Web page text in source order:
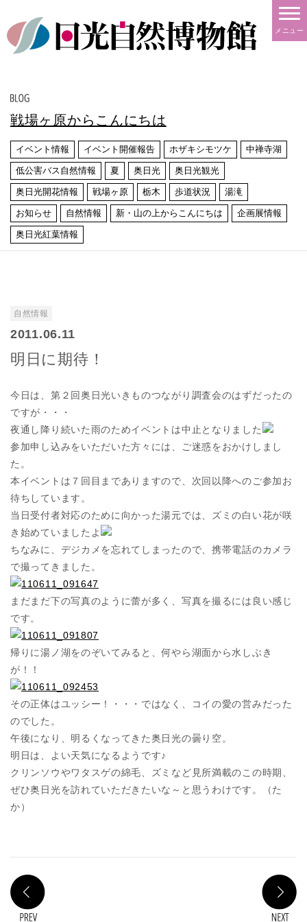
メニュー
戦場ヶ原からこんにちは
イベント情報 イベント開催報告 ホザキシモツケ 中禅寺湖
低公害バス自然情報 夏 奥日光 奥日光観光
奥日光開花情報 戦場ヶ原 栃木 歩道状況 湯滝
お知らせ 自然情報 新・山の上からこんにちは 企画展情報
奥日光紅葉情報
自然情報
2011.06.11
明日に期待！
今日は、第２回奥日光いきものつながり調査会のはずだったの
ですが・・・
夜通し降り続いた雨のためイベントは中止となりました
参加申し込みをいただいた方々には、ご迷惑をおかけしまし
た。
本イベントは７回目までありますので、次回以降へのご参加お
待ちしています。
当日受付者対応のために向かった湯元では、ズミの白い花が咲
き始めていましたよ
ちなみに、デジカメを忘れてしまったので、携帯電話のカメラ
で撮ってきました。
まだまだ下の写真のように蕾が多く、写真を撮るには良い感じ
です。
帰りに湯ノ湖をのぞいてみると、何やら湖面から水しぶき
が！！
その正体はユッシー！・・・ではなく、コイの愛の営みだった
のでした。
午後になり、明るくなってきた奥日光の曇り空。
明日は、よい天気になるようです♪
クリンソウやワタスゲの綿毛、ズミなど見所満載のこの時期、
ぜひ奥日光を訪れていただきたいな～と思うわけです。（た
か）